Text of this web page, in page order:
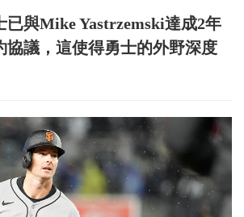
已與Mike Yastrzemski達成2年
協議，這使得勇士的外野深度